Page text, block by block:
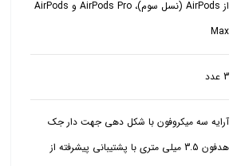
از AirPods (نسل سوم)، AirPods Pro و AirPods
Max
3 عدد
آرایه سه میکروفون با شکل دهی جهت دار جک
هدفون 3.5 میلی متری با پشتیبانی پیشرفته از